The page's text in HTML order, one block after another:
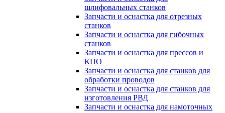
шлифовальных станков
Запчасти и оснастка для отрезных
станков
Запчасти и оснастка для гибочных
станков
Запчасти и оснастка для прессов и
КПО
Запчасти и оснастка для станков для
обработки проводов
Запчасти и оснастка для станков для
изготовления РВД
Запчасти и оснастка для намоточных